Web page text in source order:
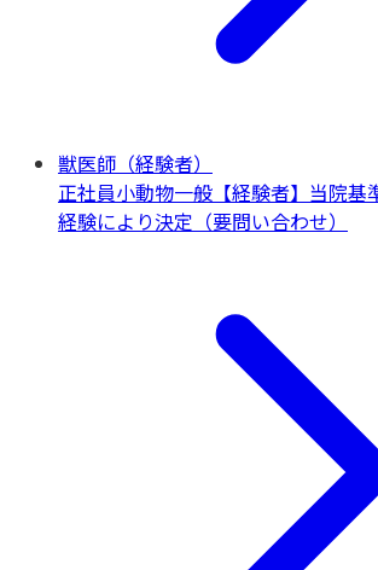
獣医師（経験者）
正社員小動物一般 【経験者】当院基
経験により決定（要問い合わせ）